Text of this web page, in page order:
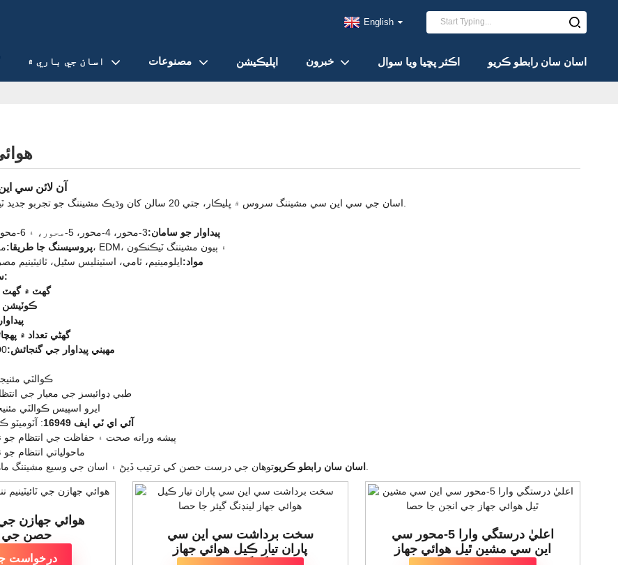
اسان جي باري ۾ مصنوعات اپليڪيشن خبرون اڪثر پڇيا ويا سوال اسان سان رابطو ڪريو
English
آن لائن سي
پيداوار جو سامان:3-محور، 4-محور، 5-محور، ۽ 6-محور سي اين سي مشينون
پروسيسنگ جا طريقا:
موڙ، ملنگ، ڊرلنگ، پيسڻ، EDM، ۽ ٻيون مشيننگ ٽيڪنڪون
مواد:ايلومينيم، ٽامي، اسٽينلیس سٹیل، ٽائيٽينيم
سروس جون نمايان شيون:
گھٽ ۾ گھٽ
گھڻي تعداد ۾
مهيني پيداوار جي گنجائش:
: ڪوالٽي
: طبي ڊوائيسز جي معيار جي
: ايرو اسپيس ڪوالٽي
آئي اي ٽي ايف 16949
: آٽوميٽو
: پيشه ورانه صحت ۽ حفاظت جي انتظام جو
: ماحولياتي انتظام جو
اسان سان رابطو ڪريوتوهان جي درست حصن کي ترتيب ڏيڻ ۽ اسان جي وسيع مشيننگ ماهر کي استعمال ڪرڻ لاءِ.
هوائي جهازن جي
حصن جي
درخواست
سخت برداشت سي اين سي
پاران تيار ڪيل هوائي جهاز
اعليٰ درستگي وارا 5-محور سي
اين سي مشين ٿيل هوائي جهاز